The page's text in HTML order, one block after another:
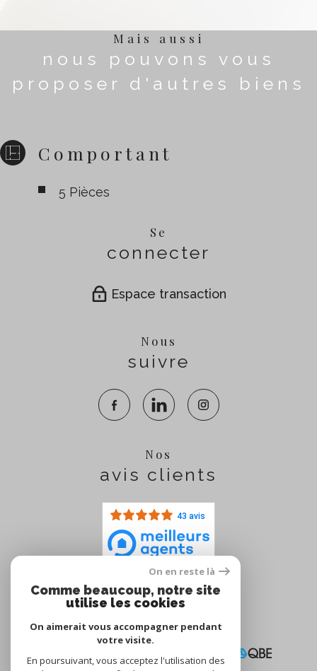
Mais aussi
nous pouvons vous
proposer d'autres biens
Comportant
5 Pièces
Se
connecter
Espace transaction
Nous
suivre
Nos
avis clients
43 avis
Nous
adhérons
On en reste là
Comme beaucoup, notre site
utilise les cookies
On aimerait vous accompagner pendant
votre visite.
En poursuivant, vous acceptez l'utilisation des